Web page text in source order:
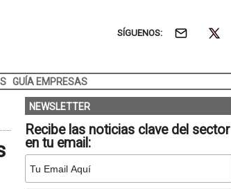
SÍGUENOS:
GUÍA EMPRESAS
NEWSLETTER
Recibe las noticias clave del sector
en tu email: